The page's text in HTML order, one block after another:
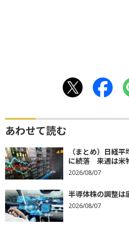
あわせて読む
（まとめ）日経
に続落 来週は米
2026/08/07
半導体株の調整は
2026/08/07